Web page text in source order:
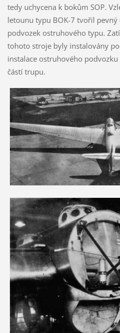
tedy uchycena k bokům SOP.
letounu typu BOK-7 tvořil pevný
podvozek ostruhového typu.
tohoto stroje byly instalovány
instalace ostruhového
částí trupu.